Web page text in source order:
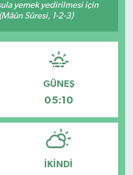
yemek yedirilmesi için
Sûresi, 1-2-3)
GÜNEŞ
05:10
İKINDI
Turizm